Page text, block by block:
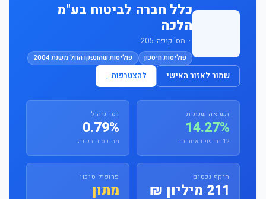
כלל חברה לביטוח בע"מ
הלכה
· מס' קופה: 205
פוליסות חיסכון פוליסות שהונפקו החל משנת 2004
שמור לאזור האישי להצטרפות ↓
תשואה שנתית
14.27%
12 חודשים אחרונים
דמי ניהול
0.79%
מהנכסים בשנה
היקף נכסים
211 מיליון ₪
פרופיל סיכון
מתון